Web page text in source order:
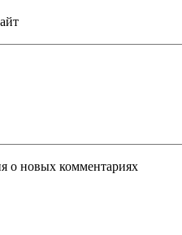
о новых комментариях